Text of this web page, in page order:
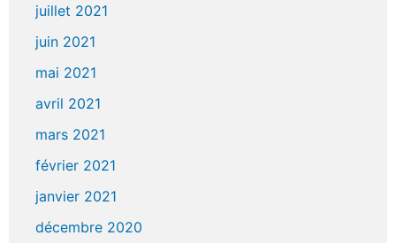
juillet 2021
juin 2021
mai 2021
avril 2021
mars 2021
février 2021
janvier 2021
décembre 2020